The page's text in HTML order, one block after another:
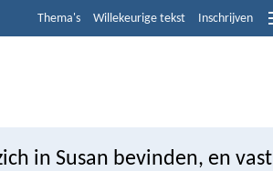
Thema's Willekeurige tekst Inschrijven
in Susan bevinden, en vast